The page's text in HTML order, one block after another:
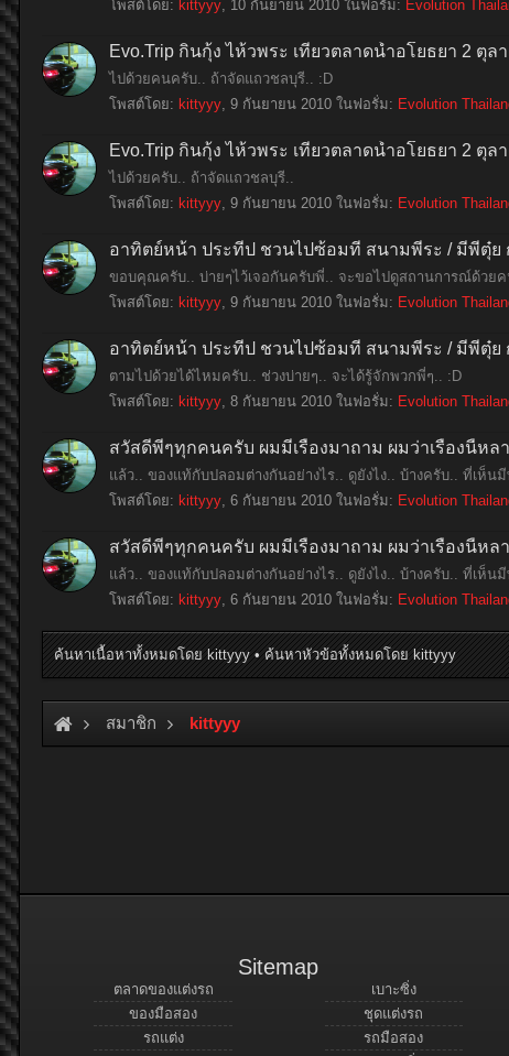
โพสต์โดย: kittyyy, 10 กันยายน 2010 ในฟอรั่ม: Evolution
Evo.Trip กินกุ้ง ไห้วพระ เที่ยวตลาดน้ำอโยธยา 2 ตุ
ไปด้วยคนครับ.. ถ้าจัดแถวชลบุรี.. :D
โพสต์โดย: kittyyy, 9 กันยายน 2010 ในฟอรั่ม: Evolution
Evo.Trip กินกุ้ง ไห้วพระ เที่ยวตลาดน้ำอโยธยา 2 ตุ
ไปด้วยครับ.. ถ้าจัดแถวชลบุรี..
โพสต์โดย: kittyyy, 9 กันยายน 2010 ในฟอรั่ม: Evolution
อาทิตย์หน้า ประทีป ชวนไปซ้อมที่ สนามพีระ / มีพี่ตุ๋ย
ขอบคุณครับ.. บ่ายๆไว้เจอกันครับพี่.. จะขอไปดูสถานการณ์ด้วยค
โพสต์โดย: kittyyy, 9 กันยายน 2010 ในฟอรั่ม: Evolution
อาทิตย์หน้า ประทีป ชวนไปซ้อมที่ สนามพีระ / มีพี่ตุ๋ย
ตามไปด้วยได้ไหมครับ.. ช่วงบ่ายๆ.. จะได้รู้จักพวกพี่ๆ.. :D
โพสต์โดย: kittyyy, 8 กันยายน 2010 ในฟอรั่ม: Evolution
สวัสดีพี่ๆทุกคนครับ ผมมีเรื่องมาถาม ผมว่าเรื่องนี้ห
แล้ว.. ของแท้กับปลอมต่างกันอย่างไร.. ดูยังไง.. บ้างครับ.. ที่เห็น
โพสต์โดย: kittyyy, 6 กันยายน 2010 ในฟอรั่ม: Evolution
สวัสดีพี่ๆทุกคนครับ ผมมีเรื่องมาถาม ผมว่าเรื่องนี้ห
แล้ว.. ของแท้กับปลอมต่างกันอย่างไร.. ดูยังไง.. บ้างครับ.. ที่เห็น
โพสต์โดย: kittyyy, 6 กันยายน 2010 ในฟอรั่ม: Evolution
ค้นหาเนื้อหาทั้งหมดโดย kittyyy ค้นหาหัวข้อทั้งหมดโดย kittyyy
สมาชิก kittyyy
Sitemap
ตลาดของแต่งรถ
ของมือสอง
รถแต่ง
เบาะซิ่ง
ชุดแต่งรถ
รถมือสอง